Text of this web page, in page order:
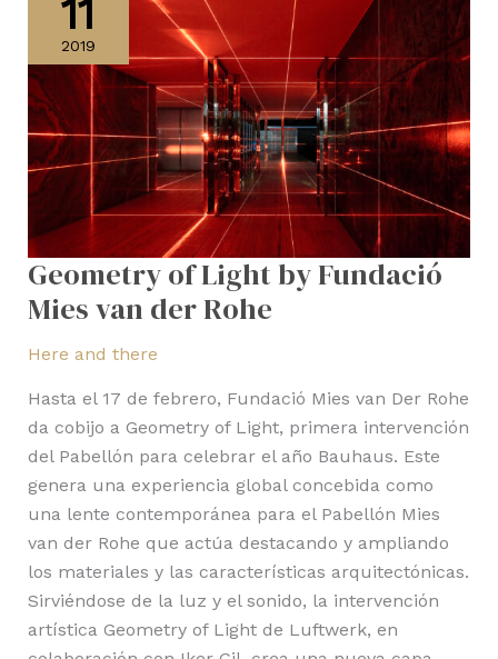
11
2019
Geometry of Light by Fundació
Mies van der Rohe
Here and there
Hasta el 17 de febrero, Fundació Mies van Der Rohe
da cobijo a Geometry of Light, primera intervención
del Pabellón para celebrar el año Bauhaus. Este
genera una experiencia global concebida como
una lente contemporánea para el Pabellón Mies
van der Rohe que actúa destacando y ampliando
los materiales y las características arquitectónicas.
Sirviéndose de la luz y el sonido, la intervención
artística Geometry of Light de Luftwerk, en
Light
Fundació
Mies
van
der
Rohe